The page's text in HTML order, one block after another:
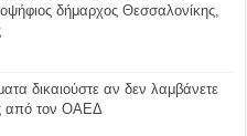
δήμαρχος Θεσσαλονίκης,
δικαιούστε αν δεν λαμβάνετε
από τον ΟΑΕΔ